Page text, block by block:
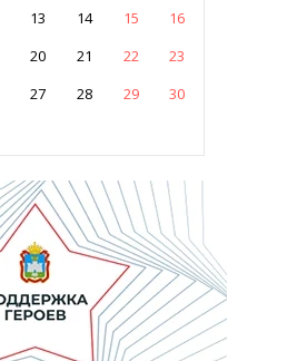
13 14 15
16
20 21 22
23
27 28 29
30